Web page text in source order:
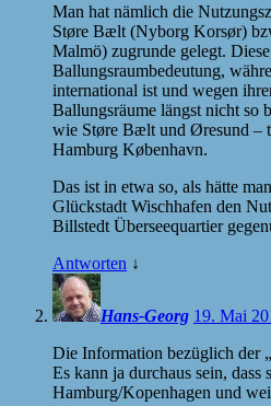
Man hat nämlich die
Støre Bælt (Nyborg Korsør)
Malmö) zugrunde gelegt.
Ballungsraumbedeutung,
international ist und wegen
Ballungsräume längst nicht so
wie Støre Bælt und Øresund –
Hamburg København.
Das ist in etwa so, als hätte
Glückstadt Wischhafen den
Billstedt Überseequartier
Antworten ↓
Hans-Georg 19. Mai
Die Information bezüglich der
Es kann ja durchaus sein, dass
Hamburg/Kopenhagen und